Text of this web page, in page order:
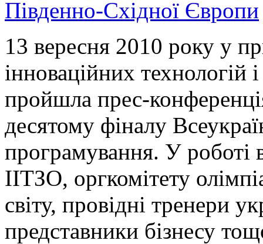
13 вересня 2010 року у
інноваційних
пройшла прес-
десятому фіналу
програмування. У роботі
ІІТЗО, оргкомітету
світу, провідні тренери
представники бізнесу